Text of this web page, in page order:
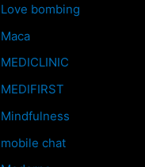
Love bombing
Maca
MEDICLINIC
MEDIFIRST
Mindfulness
mobile chat